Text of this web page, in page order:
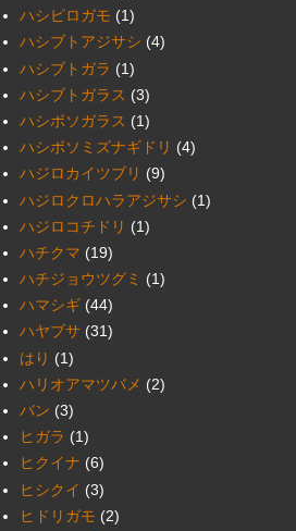
ハシピロガモ (1)
ハシブトアジサシ (4)
ハシブトガラ (1)
ハシブトガラス (3)
ハシボソガラス (1)
ハシボソミズナギドリ (4)
ハジロカイツブリ (9)
ハジロクロハラアジサシ (1)
ハジロコチドリ (1)
ハチクマ (19)
ハチジョウツグミ (1)
ハマシギ (44)
ハヤブサ (31)
はり (1)
ハリオアマツバメ (2)
バン (3)
ヒガラ (1)
ヒクイナ (6)
ヒシクイ (3)
ヒドリガモ (2)